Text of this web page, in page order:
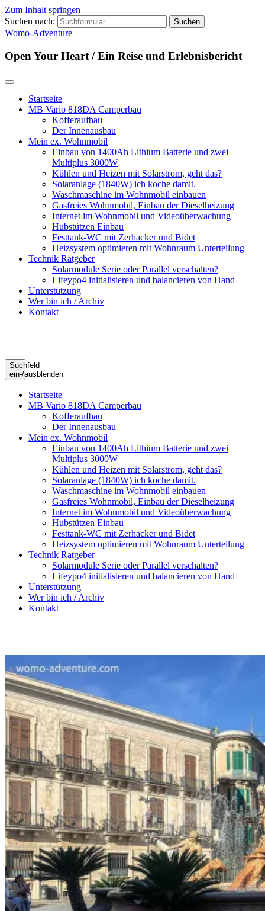
Zum Inhalt springen
Suchen nach:
Womo-Adventure
Open Your Heart / Ein Reise und Erlebnisbericht
Startseite
MB Vario 818DA Camperbau
Kofferaufbau
Der Innenausbau
Mein ex. Wohnmobil
Einbau von 1400Ah Lithium Batterie und zwei
Multiplus 3000W
Kühlen und Heizen mit Solarstrom, geht das?
Solaranlage (1840W) ich koche damit.
Waschmaschine im Wohnmobil einbauen
Gasfreies Wohnmobil, Einbau der Dieselheizung
Internet im Wohnmobil und Videoüberwachung
Hubstützen Einbau
Festtank-WC mit Zerhacker und Bidet
Heizsystem optimieren mit Wohnraum Unterteilung
Technik Ratgeber
Solarmodule Serie oder Parallel verschalten?
Lifeypo4 initialisieren und balancieren von Hand
Unterstützung
Wer bin ich / Archiv
Kontakt
Suchfeld
ein-/ausblenden
Startseite
MB Vario 818DA Camperbau
Kofferaufbau
Der Innenausbau
Mein ex. Wohnmobil
Einbau von 1400Ah Lithium Batterie und zwei
Multiplus 3000W
Kühlen und Heizen mit Solarstrom, geht das?
Solaranlage (1840W) ich koche damit.
Waschmaschine im Wohnmobil einbauen
Gasfreies Wohnmobil, Einbau der Dieselheizung
Internet im Wohnmobil und Videoüberwachung
Hubstützen Einbau
Festtank-WC mit Zerhacker und Bidet
Heizsystem optimieren mit Wohnraum Unterteilung
Technik Ratgeber
Solarmodule Serie oder Parallel verschalten?
Lifeypo4 initialisieren und balancieren von Hand
Unterstützung
Wer bin ich / Archiv
Kontakt